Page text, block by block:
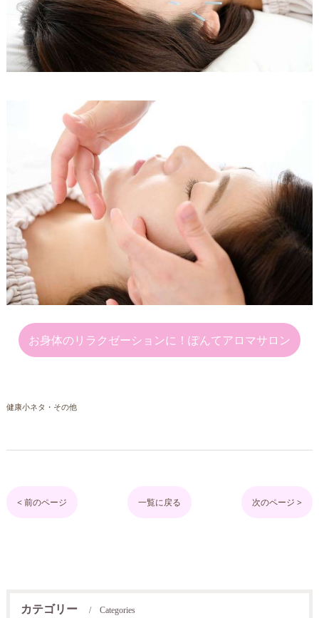
お身体のリラクゼーションに！ぽんてアロマサロン
健康小ネタ・その他
< 前のページ 一覧に戻る 次のページ >
カテゴリー Categories